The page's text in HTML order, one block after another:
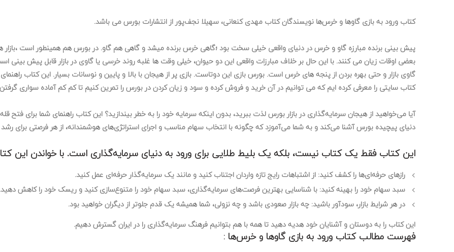
کتاب ورود به بازی گاوها و خرس‌ها نویسندگان کتاب مهدی کنعانی، سهیلا نجف‌پور از انتشارات بورس می باشد.
پیش بینی برنده مبارزه گاو و خرس در دنیای واقعی خیلی سخت بود ؛گاهی خرس برنده میشد و گاهی هم گاو. در بورس هم همینطور است ،بازار
بعضی اوقات زیان می کنند. با این حال بر خلاف مبارزات واقعی این دو حیوان، خیلی وقت ها غلبه روند خرسی یا گاوی در بازار قابل پیش
گاوی بازار و حتی بهره بردن از پنجه های خرس است. بورس بازی این دوتاست. بازی پر از هیجان با بالا و پایین و نوسانات بسیار. این کتاب
کتاب سایتی را معرفی کرده ایم که می توانیم در آن خرید و فروش کرده و سود و زیان کردن در بورس را تمرین کنیم تا کم کم آماده سواری
آیا می‌خواهید از هیجان سرمایه‌گذاری در بازار بورس لذت ببرید، بدون اینکه سرمایه خود را به خطر بیندازید؟ این کتاب راهنمای شما برای فتح
دنیای پیچیده بورس آشنا می‌کند و به شما می‌آموزد که چگونه با انتخاب سهام مناسب و اجرای استراتژی‌های هوشمندانه، از هر فرصتی برای رشد
این کتاب فقط یک کتاب نیست، بلکه یک بلیط طلایی برای ورود به دنیای سرمایه‌گذاری است. با خواندن این
رازهای حرفه‌ای‌ها را کشف کنید: از اشتباهات رایج تازه واردان اجتناب کنید و مانند یک سرمایه‌گذار حرفه‌ای عمل کنید.
سبد سهام خود را بهینه کنید: با شناسایی بهترین فرصت‌های سرمایه‌گذاری، سبد سهام خود را متنوع‌سازی کنید و ریسک خود را کاهش دهید.
در هر شرایط بازار، سودآور باشید: چه بازار صعودی باشد و چه نزولی، شما همیشه یک قدم جلوتر از دیگران خواهید بود.
این کتاب را به دوستان و آشنایان خود هدیه دهید تا همه با هم بتوانیم فرهنگ سرمایه‌گذاری را در ایران گسترش دهیم.
فهرست مطالب کتاب ورود به بازی گاوها و خرس‌ها :